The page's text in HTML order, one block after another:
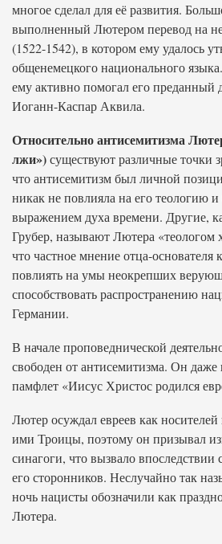
многое сделал для её развития.
выполненный Лютером перевод на
(1522-1542), в котором ему удалось
общенемецкого национального
ему активно помогал его преданный
Иоганн-Каспар Аквила.
Относительно антисемитизма
лжи»)существуют различные точки
что антисемитизм был личной
никак не повлияла на его теологию
выражением духа времени. Другие,
Грубер, называют Лютера «теологом
что частное мнение отца-основателя
повлиять на умы неокрепших
способствовать распространению
Германии.
В начале проповеднической
свободен от антисемитизма. Он даже
памфлет «Иисус Христос родился
Лютер осуждал евреев как
ими Троицы, поэтому он призывал
синагоги, что вызвало впоследствии
его сторонников. Неслучайно так
ночь нацисты обозначили как
Лютера.